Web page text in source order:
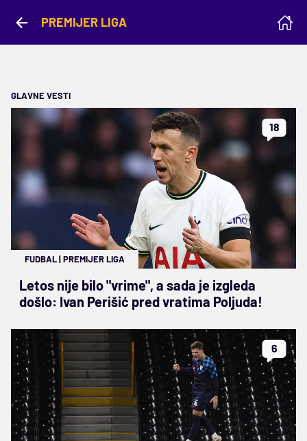
PREMIJER LIGA
GLAVNE VESTI
18
FUDBAL|PREMIJER LIGA
Letos nije bilo "vrime", a sada je izgleda
došlo: Ivan Perišić pred vratima Poljuda!
6